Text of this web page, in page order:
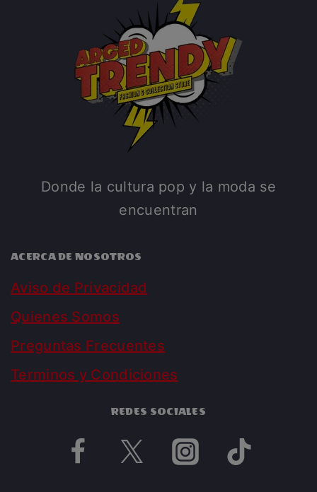
Donde la cultura pop y la moda se
encuentran
ACERCA DE NOSOTROS
Aviso de Privacidad
Quienes Somos
Preguntas Frecuentes
Terminos y Condiciones
REDES SOCIALES